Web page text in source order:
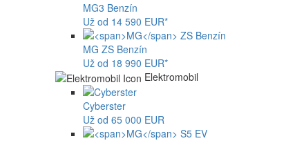
MG3 Benzín
Už od 14 590 EUR*
MG ZS Benzín
Už od 18 990 EUR*
Elektromobil
Cyberster
Už od 65 000 EUR